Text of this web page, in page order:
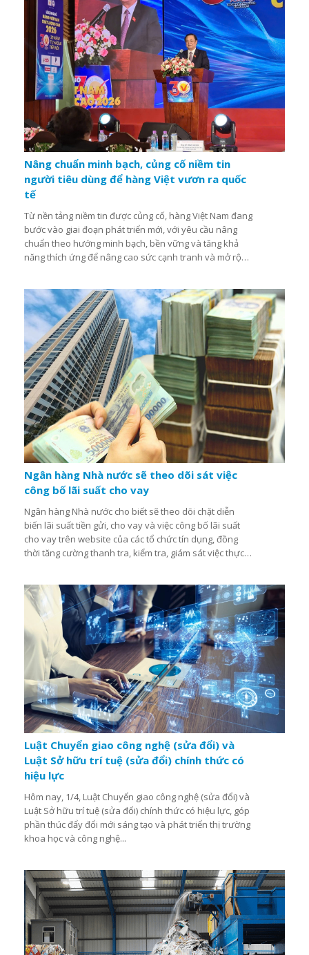
Nâng chuẩn minh bạch, củng cố niềm tin
người tiêu dùng để hàng Việt vươn ra quốc
tế
Từ nền tảng niềm tin được củng cố, hàng Việt Nam đang
bước vào giai đoạn phát triển mới, với yêu cầu nâng
chuẩn theo hướng minh bạch, bền vững và tăng khả
năng thích ứng để nâng cao sức cạnh tranh và mở rộng
Ngân hàng Nhà nước sẽ theo dõi sát việc
công bố lãi suất cho vay
Ngân hàng Nhà nước cho biết sẽ theo dõi chặt diễn
biến lãi suất tiền gửi, cho vay và việc công bố lãi suất
cho vay trên website của các tổ chức tín dụng, đồng
thời tăng cường thanh tra, kiểm tra, giám sát việc thực
Luật Chuyển giao công nghệ (sửa đổi) và
Luật Sở hữu trí tuệ (sửa đổi) chính thức có
hiệu lực
Hôm nay, 1/4, Luật Chuyển giao công nghệ (sửa đổi) và
Luật Sở hữu trí tuệ (sửa đổi) chính thức có hiệu lực, góp
phần thúc đẩy đổi mới sáng tạo và phát triển thị trường
khoa học và công nghệ...